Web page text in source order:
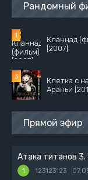
Рандомный
Кланнад
[2007]
Клетка с
Араньи
Прямой эфир
Атака титанов 3.
1 123123123